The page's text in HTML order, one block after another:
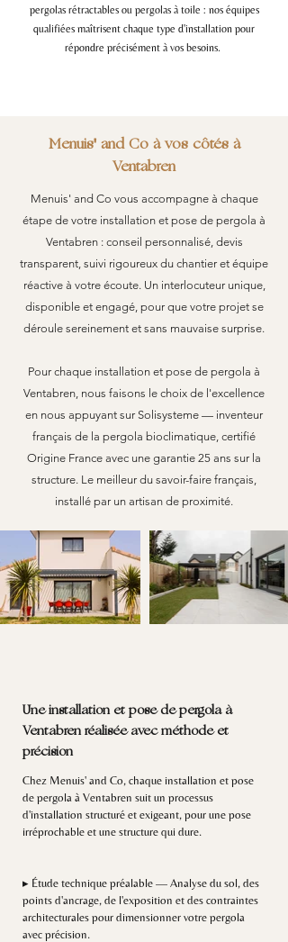
pergolas rétractables ou pergolas à toile : nos équipes
qualifiées maîtrisent chaque type d'installation pour
répondre précisément à vos besoins.
Menuis' and Co à vos côtés à
Ventabren
Menuis' and Co vous accompagne à chaque
étape de votre installation et pose de pergola à
Ventabren : conseil personnalisé, devis
transparent, suivi rigoureux du chantier et équipe
réactive à votre écoute. Un interlocuteur unique,
disponible et engagé, pour que votre projet se
déroule sereinement et sans mauvaise surprise.
Pour chaque installation et pose de pergola à
Ventabren, nous faisons le choix de l'excellence
en nous appuyant sur Solisysteme — inventeur
français de la pergola bioclimatique, certifié
Origine France avec une garantie 25 ans sur la
structure. Le meilleur du savoir-faire français,
installé par un artisan de proximité.
Une installation et pose de pergola à
Ventabren réalisée avec méthode et
précision
Chez Menuis' and Co, chaque installation et pose
de pergola à Ventabren suit un processus
d'installation structuré et exigeant, pour une pose
irréprochable et une structure qui dure.
▸ Étude technique préalable — Analyse du sol, des
points d'ancrage, de l'exposition et des contraintes
architecturales pour dimensionner votre pergola
avec précision.